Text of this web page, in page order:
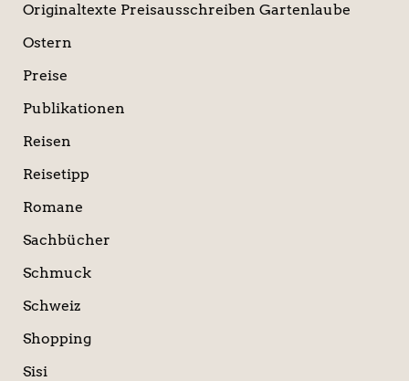
Originaltexte Preisausschreiben Gartenlaube
Ostern
Preise
Publikationen
Reisen
Reisetipp
Romane
Sachbücher
Schmuck
Schweiz
Shopping
Sisi